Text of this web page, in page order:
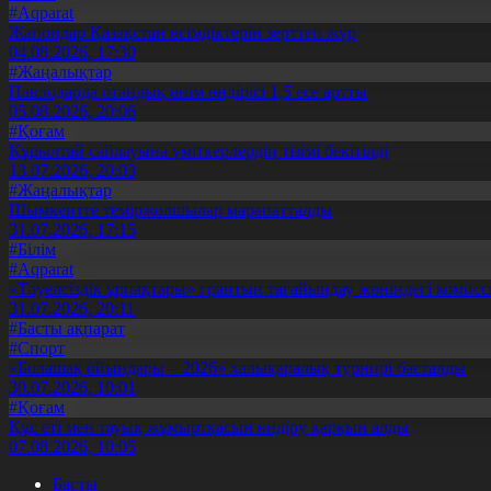
#Aqparat
Жапондар Қазақстан өсімдіктерін зерттеп жүр
04.08.2026, 17:30
#Жаңалықтар
Павлодарда отандық өнім өндірісі 1,5 есе артты
05.08.2026, 20:06
#Қоғам
Құрылтай сайлауына үміткерлердің тізімі бекітілді
13.07.2026, 20:03
#Жаңалықтар
Шымкентте теміржолшылар марапатталды
31.07.2026, 17:15
#Білім
#Aqparat
«Тәуелсіздік ұрпақтары» грантын тағайындау жөніндегі
31.07.2026, 20:11
#Басты ақпарат
#Спорт
«Болашақ ойындары – 2026» халықаралық турнирі басталды
30.07.2026, 10:01
#Қоғам
Құс еті мен тауық жұмыртқасын өндіру қарқын алды
07.08.2026, 10:05
Басты